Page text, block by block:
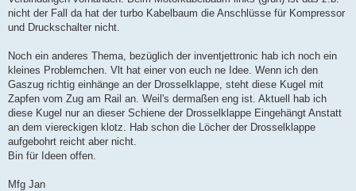
nicht der Fall da hat der turbo Kabelbaum die Anschlüsse für Kompressor
und Druckschalter nicht.
Noch ein anderes Thema, bezüglich der inventjettronic hab ich noch ein
kleines Problemchen. Vlt hat einer von euch ne Idee. Wenn ich den
Gaszug richtig einhänge an der Drosselklappe, steht diese Kugel mit
Zapfen vom Zug am Rail an. Weil's dermaßen eng ist. Aktuell hab ich
diese Kugel nur an dieser Schiene der Drosselklappe Eingehängt Anstatt
an dem viereckigen klotz. Hab schon die Löcher der Drosselklappe
aufgebohrt reicht aber nicht.
Bin für Ideen offen.
Mfg Jan